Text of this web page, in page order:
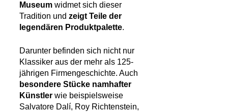
Museum widmet sich dieser
Tradition und zeigt Teile der
legendären Produktpalette.
Darunter befinden sich nicht nur
Klassiker aus der mehr als 125-
jährigen Firmengeschichte. Auch
besondere Stücke namhafter
Künstler wie beispielsweise
Salvatore Dalí, Roy Richtenstein,